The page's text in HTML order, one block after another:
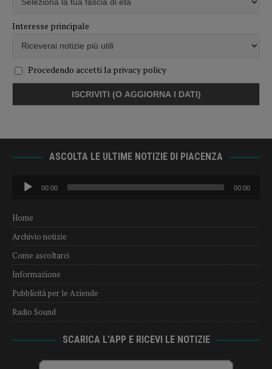
Interesse principale
Procedendo accetti la privacy policy
ASCOLTA LE ULTIME NOTIZIE DI PIACENZA
Audio
Player
00:00 00:00
Home
Archivio notizie
Come ascoltarci
Informazione
Pubblicità per le Aziende
Radio Sound
SCARICA L’APP E RICEVI LE NOTIZIE